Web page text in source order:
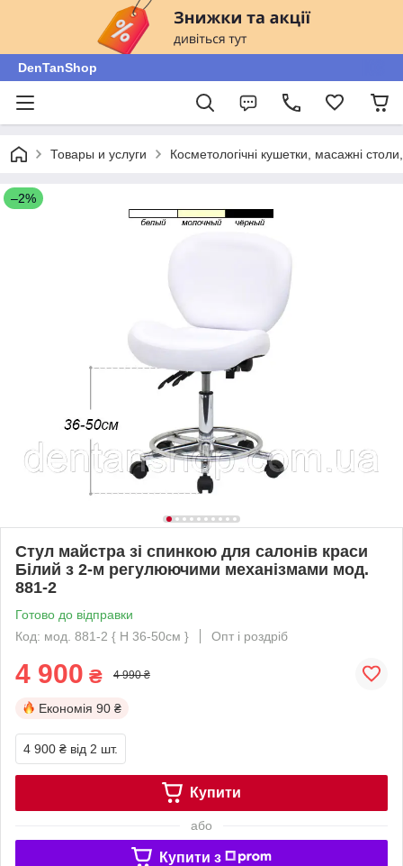
DenTanShop
Товары и услуги Косметологічні кушетки, масажні
–2%
Стул майстра зі спинкою для салонів краси
Білий з 2-м регулюючими механізмами мод.
881-2
Готово до відправки
Код: мод. 881-2 { H 36-50см }
Опт і роздріб
4 900 ₴ 4 990 ₴
Економія 90 ₴
4 900 ₴ від 2 шт.
Купити
або
Купити з